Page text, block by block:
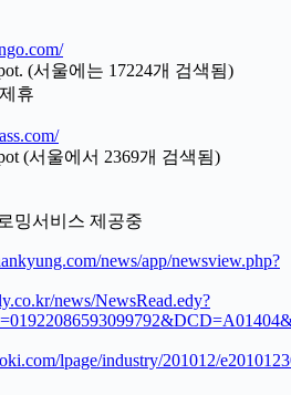
(서울에는 17224개 검색됨)
휴
(서울에서 2369개 검색됨)
밍서비스 제공중
news/app/newsview.php?
news/NewsRead.edy?
lpage/industry/201012/